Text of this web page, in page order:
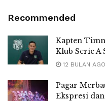
Recommended
Kapten
Klub Serie A
12 BULAN AGO
Pagar
Ekspresi